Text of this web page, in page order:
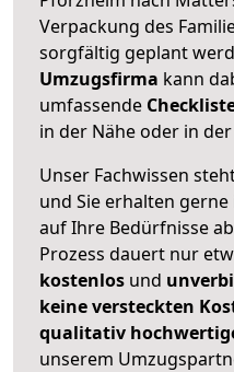
Verpackung des
sorgfältig geplant
Umzugsfirma kann
umfassende
in der Nähe oder in der
Unser Fachwissen
und Sie erhalten
auf Ihre Bedürfnisse
Prozess dauert nur
kostenlos und
keine versteckten
qualitativ
unserem